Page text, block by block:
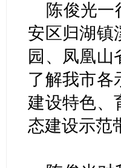
陈俊光一
安区归湖镇
园、凤凰山
了解我市各
建设特色、
态建设示范